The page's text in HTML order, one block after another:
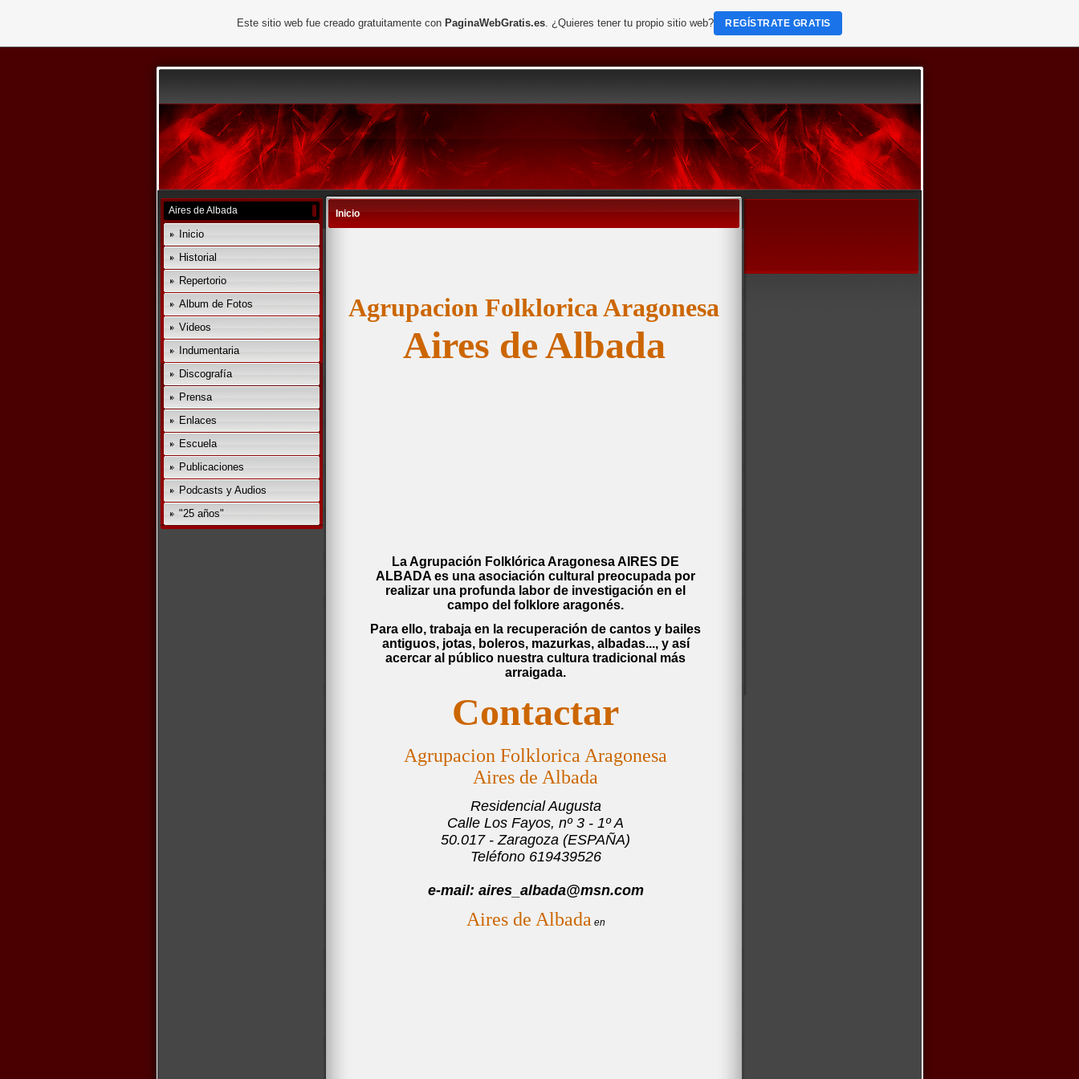
Aires de Albada
Inicio
Historial
Repertorio
Album de Fotos
Videos
Indumentaria
Discografía
Prensa
Enlaces
Escuela
Publicaciones
Podcasts y Audios
"25 años"
Inicio
Agrupacion Folklorica Aragonesa
Aires de Albada
La Agrupación Folklórica Aragonesa AIRES DE
ALBADA es una asociación cultural preocupada por
realizar una profunda labor de investigación en el
campo del folklore aragonés.
Para ello, trabaja en la recuperación de cantos y bailes
antiguos, jotas, boleros, mazurkas, albadas..., y así
acercar al público nuestra cultura tradicional más
arraigada.
Contactar
Agrupacion Folklorica Aragonesa
Aires de Albada
Residencial Augusta
Calle Los Fayos, nº 3 - 1º A
50.017 - Zaragoza (ESPAÑA)
Teléfono 619439526
e-mail: aires_albada@msn.com
Aires de Albadaen
Este sitio web fue creado gratuitamente con PaginaWebGratis.es. ¿Quieres tener tu propio sitio web? REGÍSTRATE GRATIS